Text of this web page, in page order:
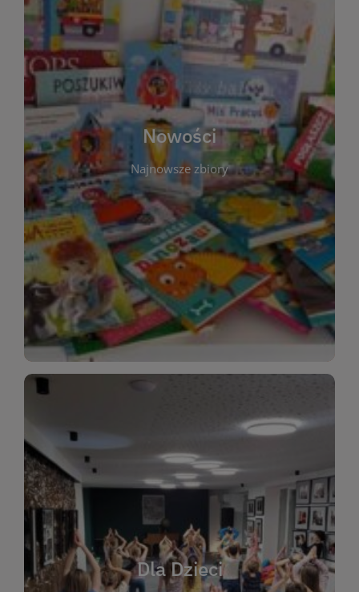
Nowości
Najnowsze zbiory
W tej sekcji prezentujemy najnowsze książki,
audiobooki oraz filmy, które właśnie trafiły do
zbiorów Miejskiej Biblioteki Publicznej w
Starachowicach. Regularnie aktualizujemy listę,
aby Czytelnicy mogli na bieżąco odkrywać świeże
tytuły i najciekawsze premiery wydawnicze. Każda
pozycja opatrzona jest krótkim opisem i
informacją o dostępności w katalogu. Zachęcamy
do częstych odwiedzin – nowości pojawiają się
niemal każdego tygodnia! Dzięki tej zakładce
zawsze będziesz wiedzieć, co warto przeczytać
jako pierwsze.
WIĘCEJ
Dla Dzieci
opowiadań i lektur szkolnych, a także przyjazny
kącik do wspólnego czytania. Pragniemy
rozbudzać miłość do książek od najmłodszych lat.
Zapraszamy do wspólnej zabawy i odkrywania
świata literatury!
WIĘCEJ